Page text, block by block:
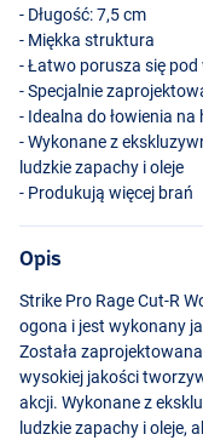
- Długość: 7,5 cm
- Miękka struktura
- Łatwo porusza się pod
- Specjalnie
- Idealna do łowienia
- Wykonane z
ludzkie zapachy i oleje
- Produkują więcej brań
Opis
Strike Pro Rage Cut-R
ogona i jest wykonany
Została
wysokiej jakości
akcji. Wykonane z
ludzkie zapachy i oleje,